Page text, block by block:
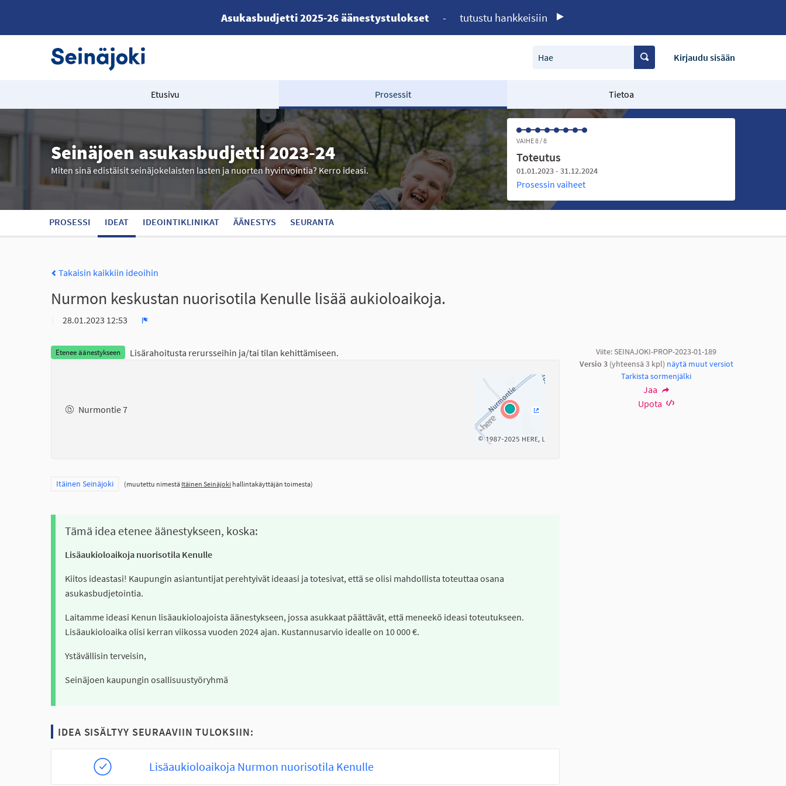
Asukasbudjetti 2025-26 äänestystulokset - tutustu hankkeisiin
Hae Kirjaudu sisään
Etusivu Prosessit Tietoa
Seinäjoen asukasbudjetti 2023-24
Miten sinä edistäisit seinäjokelaisten lasten ja nuorten hyvinvointia? Kerro ideasi.
VAIHE 8 / 8
Toteutus
01.01.2023 - 31.12.2024
Prosessin vaiheet
PROSESSI IDEAT IDEOINTIKLINIKAT ÄÄNESTYS SEURANTA
Takaisin kaikkiin ideoihin
Nurmon keskustan nuorisotila Kenulle lisää aukioloaikoja.
28.01.2023 12:53
Etenee äänestykseen Lisärahoitusta rerursseihin ja/tai tilan kehittämiseen.
Nurmontie 7
Rajaa tulokset teeman mukaan: Itäinen Seinäjoki
Itäinen Seinäjoki (muutettu nimestä Itäinen Seinäjoki hallintakäyttäjän toimesta)
Tämä idea etenee äänestykseen, koska:
Lisäaukioloaikoja nuorisotila Kenulle
Kiitos ideastasi! Kaupungin asiantuntijat perehtyivät ideaasi ja totesivat, että se olisi mahdollista toteuttaa osana
asukasbudjetointia.
Laitamme ideasi Kenun lisäaukioloajoista äänestykseen, jossa asukkaat päättävät, että meneekö ideasi toteutukseen.
Lisäaukioloaika olisi kerran viikossa vuoden 2024 ajan. Kustannusarvio idealle on 10 000 €.
Ystävällisin terveisin,
Seinäjoen kaupungin osallisuustyöryhmä
IDEA SISÄLTYY SEURAAVIIN TULOKSIIN:
Lisäaukioloaikoja Nurmon nuorisotila Kenulle
Viite: SEINAJOKI-PROP-2023-01-189
Versio 3(yhteensä 3 kpl) näytä muut versiot
Tarkista sormenjälki
Jaa
Upota